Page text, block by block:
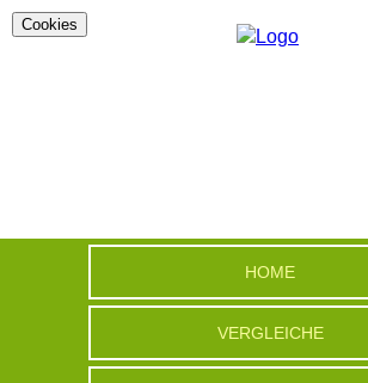
HOME
VERGLEICHE
Cookies